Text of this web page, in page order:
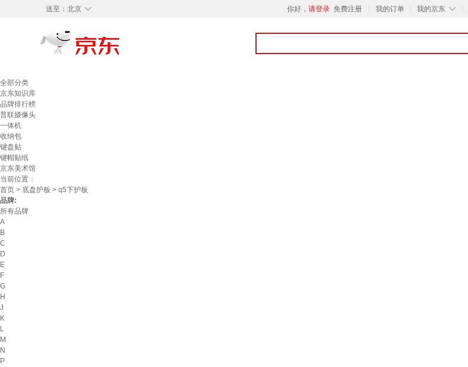
◇
送至： 北京 你好， 请登录 免费注册 我的订单 ◇
我的京东
全部分类
京东知识库
品牌排行榜
普联摄像头
一体机
收纳包
键盘贴
键帽贴纸
京东美术馆
当前位置：
首页 > 底盘护板 > q5下护板
品牌:
所有品牌
A
B
C
D
E
F
G
H
J
K
L
M
N
P